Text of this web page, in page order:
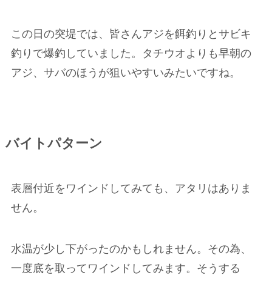
この日の突堤では、皆さんアジを餌釣りとサビキ
釣りで爆釣していました。タチウオよりも早朝の
アジ、サバのほうが狙いやすいみたいですね。
バイトパターン
表層付近をワインドしてみても、アタリはありま
せん。
水温が少し下がったのかもしれません。その為、
一度底を取ってワインドしてみます。そうする